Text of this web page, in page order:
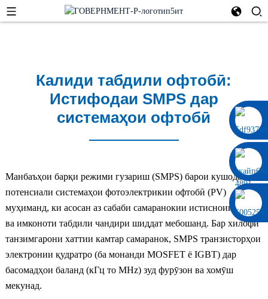
0086 13322920697
Калиди табдили офтобӣ:
Истифодаи SMPS дар
системаҳои офтобӣ
Манбаъҳои барқи режими гузариш (SMPS) барои кушодани
потенсиали системаҳои фотоэлектрикии офтобӣ (PV)
муҳиманд, ки асосан аз сабаби самаранокии истисноии онҳо
ва имконоти табдили чандири шиддат мебошанд. Бар хилофи
танзимгарони хаттии камтар самаранок, SMPS транзисторҳои
электронии қудратро (ба монанди MOSFET ё IGBT) дар
басомадҳои баланд (кГц то MHz) зуд фурӯзон ва хомӯш
мекунад.